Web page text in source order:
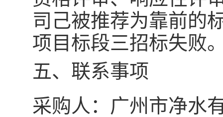
司己被推荐为靠前的
项目标段三招标失败
五、 联系事项
采购人：广州市净水